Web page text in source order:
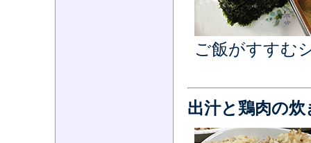
ご飯がすすむ
出汁と鶏肉の